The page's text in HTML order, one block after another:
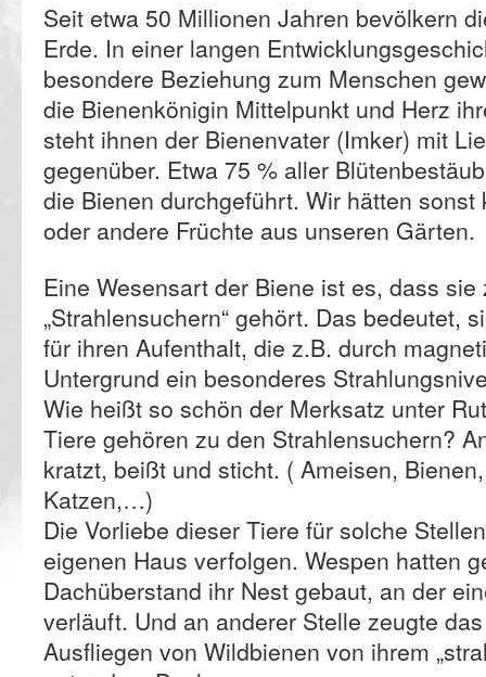
Seit etwa 50 Millionen Jahren bevölkern
Erde. In einer langen
besondere Beziehung zum Menschen
die Bienenkönigin Mittelpunkt und Herz
steht ihnen der Bienenvater (Imker) mit
gegenüber. Etwa 75 % aller
die Bienen durchgeführt. Wir hätten sonst
oder andere Früchte aus unseren Gärten.
Eine Wesensart der Biene ist es, dass sie
„Strahlensuchern“ gehört. Das bedeutet,
für ihren Aufenthalt, die z.B. durch
Untergrund ein besonderes
Wie heißt so schön der Merksatz unter
Tiere gehören zu den Strahlensuchern?
kratzt, beißt und sticht. ( Ameisen,
Katzen,…)
Die Vorliebe dieser Tiere für solche
eigenen Haus verfolgen. Wespen hatten
Dachüberstand ihr Nest gebaut, an der
verläuft. Und an anderer Stelle zeugte
Ausfliegen von Wildbienen von ihrem